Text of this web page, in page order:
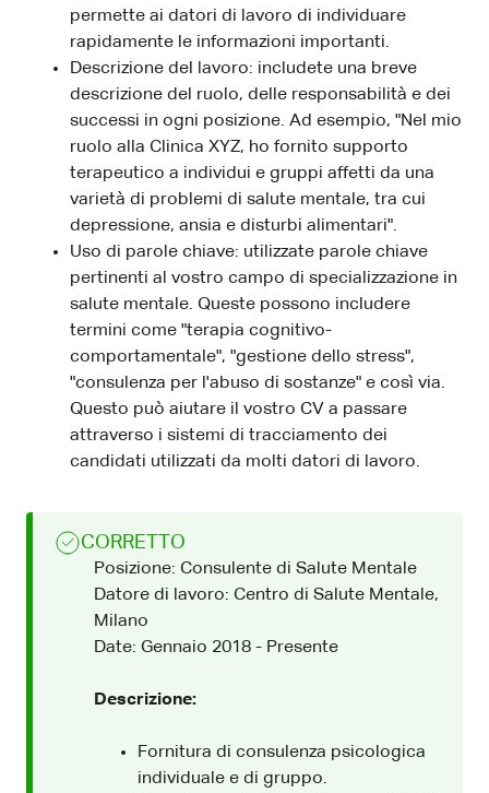
permette ai datori di lavoro di individuare
rapidamente le informazioni importanti.
Descrizione del lavoro: includete una breve
descrizione del ruolo, delle responsabilità e dei
successi in ogni posizione. Ad esempio, "Nel mio
ruolo alla Clinica XYZ, ho fornito supporto
terapeutico a individui e gruppi affetti da una
varietà di problemi di salute mentale, tra cui
depressione, ansia e disturbi alimentari".
Uso di parole chiave: utilizzate parole chiave
pertinenti al vostro campo di specializzazione in
salute mentale. Queste possono includere
termini come "terapia cognitivo-
comportamentale", "gestione dello stress",
"consulenza per l'abuso di sostanze" e così via.
Questo può aiutare il vostro CV a passare
attraverso i sistemi di tracciamento dei
candidati utilizzati da molti datori di lavoro.
CORRETTO
Posizione: Consulente di Salute Mentale
Datore di lavoro: Centro di Salute Mentale,
Milano
Date: Gennaio 2018 - Presente
Descrizione:
Fornitura di consulenza psicologica
individuale e di gruppo.